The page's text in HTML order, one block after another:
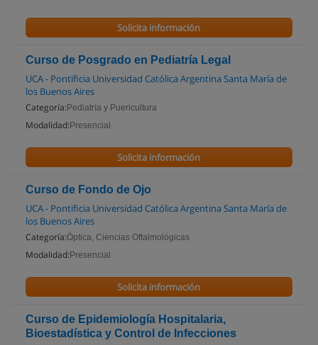
Solicita información
Curso de Posgrado en Pediatría Legal
UCA - Pontificia Universidad Católica Argentina Santa María de
los Buenos Aires
Categoría: Pediatría y Puericultura
Modalidad: Presencial
Solicita información
Curso de Fondo de Ojo
UCA - Pontificia Universidad Católica Argentina Santa María de
los Buenos Aires
Categoría:Óptica, Ciencias Oftalmológicas
Modalidad: Presencial
Solicita información
Curso de Epidemiología Hospitalaria,
Bioestadística y Control de Infecciones